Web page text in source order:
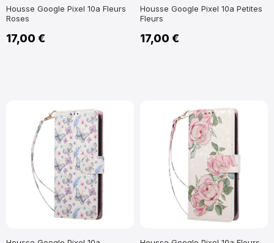
Housse Google Pixel 10a Fleurs
Roses
17,00 €
Housse Google Pixel 10a Petites
Fleurs
17,00 €